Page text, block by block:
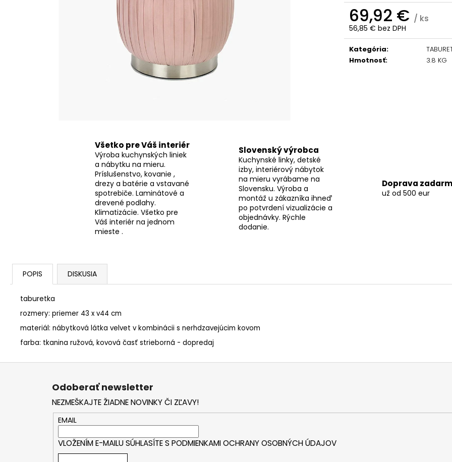
69,92 € / ks
56,85 € bez DPH
Jednotková
cena:
Kategória:
Hmotnosť: 3.8 KG
Všetko pre Váš interiér
Výroba kuchynských liniek
a nábytku na mieru.
Príslušenstvo, kovanie ,
drezy a batérie a vstavané
spotrebiče. Laminátové a
drevené podlahy.
Klimatizácie. Všetko pre
Váš interiér na jednom
mieste .
Slovenský výrobca
Kuchynské linky, detské
izby, interiérový nábytok
na mieru vyrábame na
Slovensku. Výroba a
montáž u zákazníka ihneď
po potvrdení vizualizácie a
objednávky. Rýchle
dodanie.
Doprava
už od 500 eur
POPIS DISKUSIA
taburetka
rozmery: priemer 43 x v44 cm
materiál: nábytková látka velvet v kombinácii s nerhdzavejúcim kovom
farba: tkanina ružová, kovová časť strieborná - dopredaj
Z
Odoberať newsletter
NEZMEŠKAJTE ŽIADNE NOVINKY ČI ZĽAVY!
EMAIL
VLOŽENÍM E-MAILU SÚHLASÍTE S PODMIENKAMI OCHRANY OSOBNÝCH ÚDAJOV